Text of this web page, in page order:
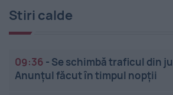
Stiri calde
09:36 - Se schimbă traficul din
Anunțul făcut în timpul nopții